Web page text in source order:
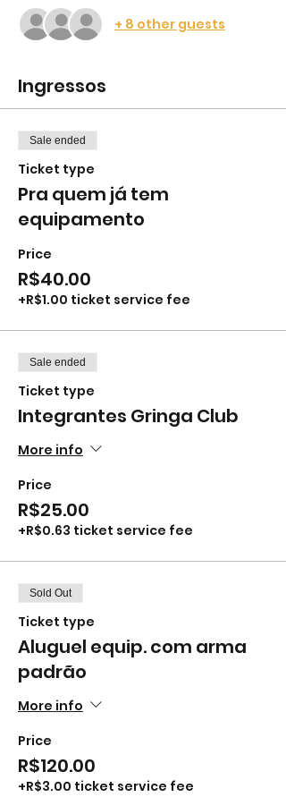
+ 8 other guests
Ingressos
Sale ended
Ticket type
Pra quem já tem
equipamento
Price
R$40.00
+R$1.00 ticket service fee
Sale ended
Ticket type
Integrantes Gringa Club
More info
Price
R$25.00
+R$0.63 ticket service fee
Sold Out
Ticket type
Aluguel equip. com arma
padrão
More info
Price
R$120.00
+R$3.00 ticket service fee